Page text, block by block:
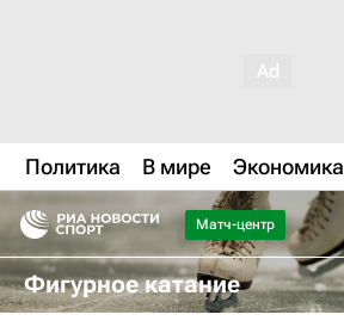
Политика В мире Экономика
Матч-центр
Фигурное катание